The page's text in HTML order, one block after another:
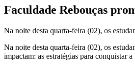
Faculdade Rebouças
Na noite desta quarta-feira (02), os
Na noite desta quarta-feira (02), os
impactam: as estratégias para conquistar